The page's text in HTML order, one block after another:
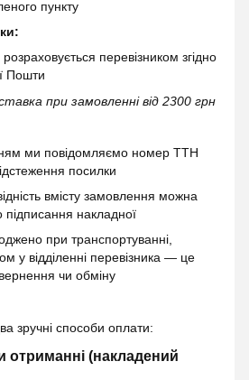
пункту
розраховується перевізником згідно
Пошти
при замовленні від 2300 грн
ми повідомляємо номер ТТН
посилки
вмісту замовлення можна
накладної
при транспортуванні,
у відділенні перевізника — це
чи обміну
зручні способи оплати:
отриманні (накладений